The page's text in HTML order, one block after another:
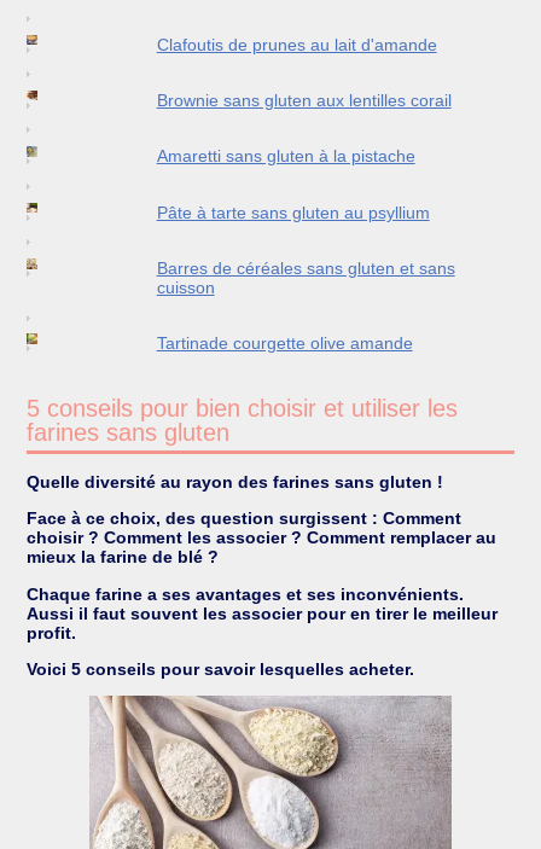
Clafoutis de prunes au lait d'amande
Brownie sans gluten aux lentilles corail
Amaretti sans gluten à la pistache
Pâte à tarte sans gluten au psyllium
Barres de céréales sans gluten et sans
cuisson
Tartinade courgette olive amande
5 conseils pour bien choisir et utiliser les
farines sans gluten
Quelle diversité au rayon des farines sans gluten !
Face à ce choix, des question surgissent : Comment
choisir ? Comment les associer ? Comment remplacer au
mieux la farine de blé ?
Chaque farine a ses avantages et ses inconvénients.
Aussi il faut souvent les associer pour en tirer le meilleur
profit.
Voici 5 conseils pour savoir lesquelles acheter.